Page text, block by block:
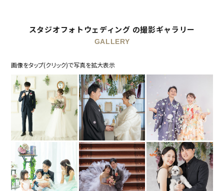
スタジオフォトウェディング の撮影ギャラリー
GALLERY
画像をタップ(クリック)で写真を拡大表示